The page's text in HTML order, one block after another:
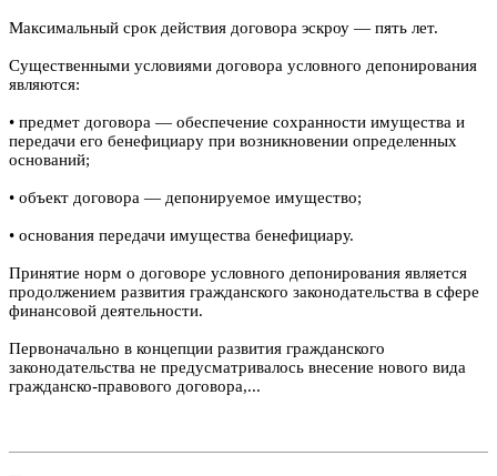
Максимальный срок действия договора эскроу — пять лет.
Существенными условиями договора условного депонирования
являются:
• предмет договора — обеспечение сохранности имущества и
передачи его бенефициару при возникновении определенных
оснований;
• объект договора — депонируемое имущество;
• основания передачи имущества бенефициару.
Принятие норм о договоре условного депонирования является
продолжением развития гражданского законодательства в сфере
финансовой деятельности.
Первоначально в концепции развития гражданского
законодательства не предусматривалось внесение нового вида
гражданско-правового договора,...